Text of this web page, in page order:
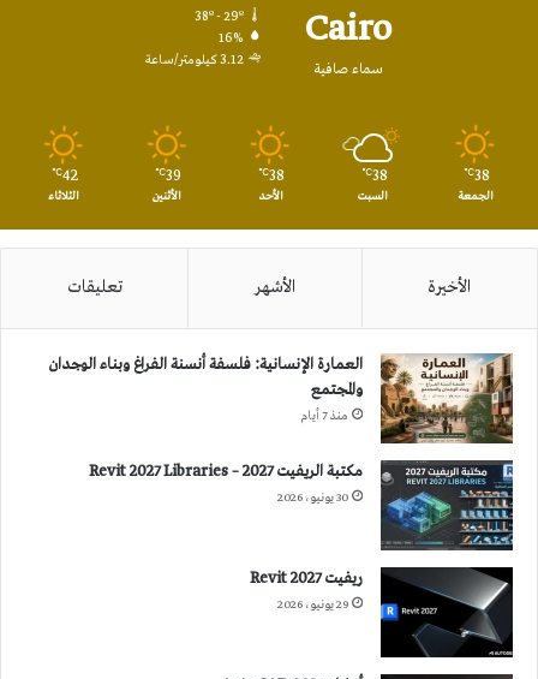
Cairo
سماء صافية
38º - 29º
16%
3.12 كيلومتر/ساعة
38
℃
الجمعة
38
℃
السبت
38
℃
الأحد
39
℃
الأثنين
42
℃
الثلاثاء
الأخيرة الأشهر تعليقات
العمارة الإنسانية: فلسفة أنسنة الفراغ وبناء الوجدان
والمجتمع
منذ 7 أيام
مكتبة الريفيت 2027 – Revit 2027 Libraries
30 يونيو، 2026
ريفيت 2027 Revit
29 يونيو، 2026